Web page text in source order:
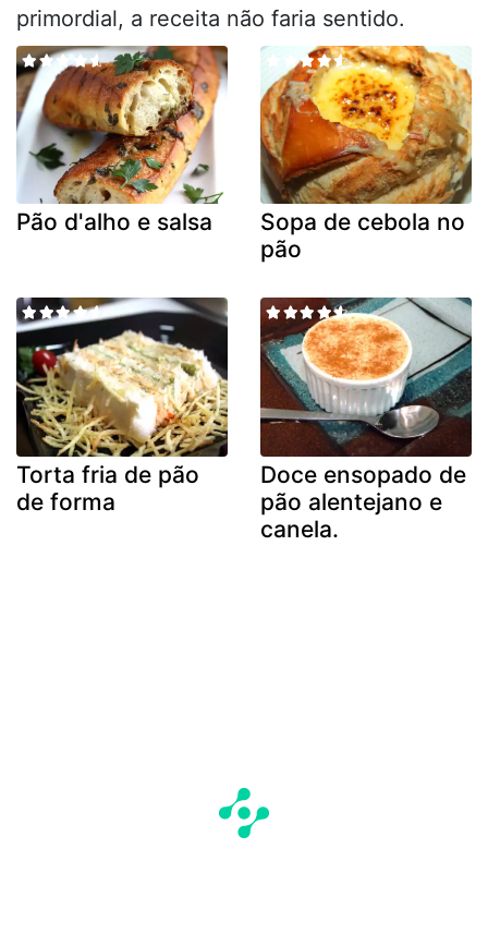
primordial, a receita não faria sentido.
Pão d'alho e salsa
Sopa de cebola no
pão
Torta fria de pão
de forma
Doce ensopado de
pão alentejano e
canela.